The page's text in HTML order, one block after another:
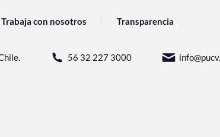
Trabaja con nosotros Transparencia
56 32 227 3000